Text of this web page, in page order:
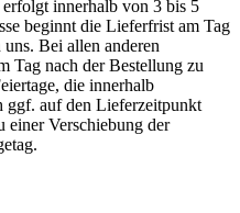
innerhalb von 3 bis 5
beginnt die Lieferfrist am Tag
Bei allen anderen
Tag nach der Bestellung zu
die innerhalb
ggf. auf den Lieferzeitpunkt
einer Verschiebung der